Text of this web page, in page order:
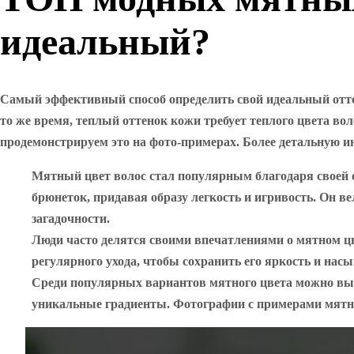
идеальный?
Самый эффективный способ определить свой идеальный
то же время, теплый оттенок кожи требует теплого цвета
продемонстрируем это на фото-примерах. Более детальную
Мятный цвет волос стал популярным благодаря своей
брюнеток, придавая образу легкость и игривость. Он
загадочности.
Люди часто делятся своими впечатлениями о мятном
регулярного ухода, чтобы сохранить его яркость и
Среди популярных вариантов мятного цвета можно
уникальные градиенты. Фотографии с примерами